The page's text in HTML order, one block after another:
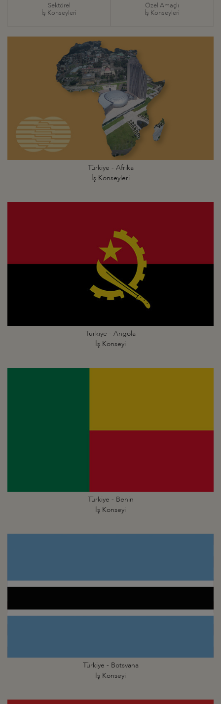
Sektörel
İş Konseyleri
Özel Amaçlı
İş Konseyleri
Türkiye - Afrika
İş Konseyleri
Türkiye - Angola
İş Konseyi
Türkiye - Benin
İş Konseyi
Türkiye - Botsvana
İş Konseyi